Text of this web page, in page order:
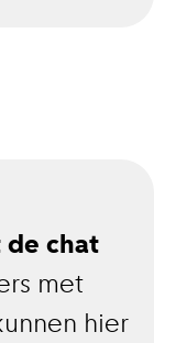
de chat
met
hier